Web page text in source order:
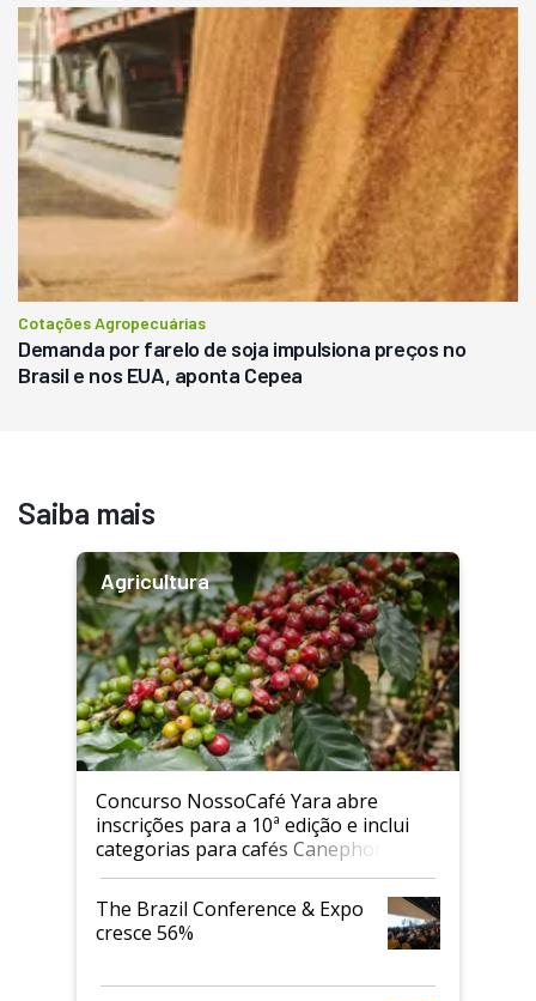
Cotações Agropecuárias
Demanda por farelo de soja impulsiona preços no
Brasil e nos EUA, aponta Cepea
Saiba mais
Agricultura
Concurso NossoCafé Yara abre
inscrições para a 10ª edição e inclui
categorias para cafés Canephora
The Brazil Conference & Expo
cresce 56%